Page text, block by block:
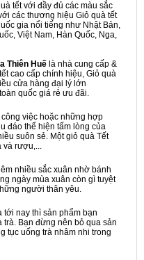
tết với đầy đủ các màu sắc
các thương hiệu Giỏ quà tết
gia nổi tiếng như Nhật Bản,
Việt Nam, Hàn Quốc, Nga,
Thiên Huế là nhà cung cấp &
cao cấp chính hiệu, Giỏ quà
cửa hàng đại lý lớn
quốc giá rẻ ưu đãi.
việc hoặc những hợp
đáo thể hiện tấm lòng của
suôn sẻ. Một giỏ quà Tết
và rượu,...
nhiều sắc xuân nhờ bánh
ngày mùa xuân còn gì tuyệt
người thân yêu.
tới nay thì sản phẩm bạn
Bạn đừng nên bỏ qua sản
tục uống trà nhâm nhi trong